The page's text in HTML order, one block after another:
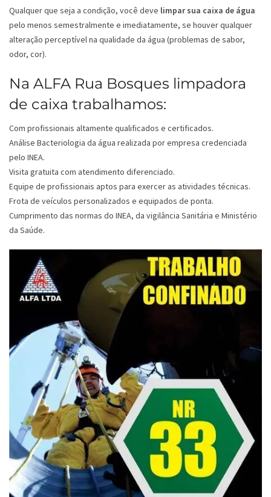
Qualquer que seja a condição, você deve limpar sua caixa de água
pelo menos semestralmente e imediatamente, se houver qualquer
alteração perceptível na qualidade da água (problemas de sabor,
odor, cor).
Na ALFA Rua Bosques limpadora
de caixa trabalhamos:
Com profissionais altamente qualificados e certificados.
Análise Bacteriologia da água realizada por empresa credenciada
pelo INEA.
Visita gratuita com atendimento diferenciado.
Equipe de profissionais aptos para exercer as atividades técnicas.
Frota de veículos personalizados e equipados de ponta.
Cumprimento das normas do INEA, da vigilância Sanitária e Ministério
da Saúde.